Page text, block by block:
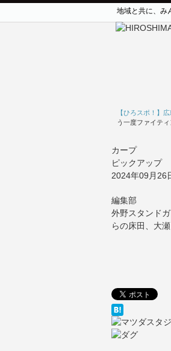
地域と共に、み
【ひろスポ！】
う一度ファイティ
カープ
ピックアップ
2024年09月26
編集部
外野スタンド
らの床田、大